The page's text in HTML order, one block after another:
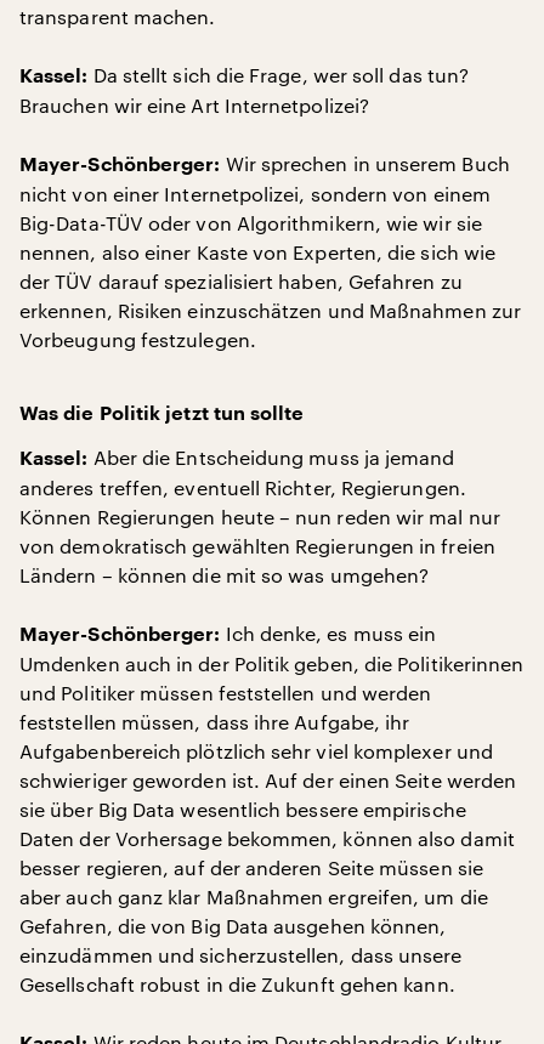
transparent machen.
Kassel: Da stellt sich die Frage, wer soll das tun?
Brauchen wir eine Art Internetpolizei?
Mayer-Schönberger: Wir sprechen in unserem Buch
nicht von einer Internetpolizei, sondern von einem
Big-Data-TÜV oder von Algorithmikern, wie wir sie
nennen, also einer Kaste von Experten, die sich wie
der TÜV darauf spezialisiert haben, Gefahren zu
erkennen, Risiken einzuschätzen und Maßnahmen zur
Vorbeugung festzulegen.
Was die Politik jetzt tun sollte
Kassel: Aber die Entscheidung muss ja jemand
anderes treffen, eventuell Richter, Regierungen.
Können Regierungen heute – nun reden wir mal nur
von demokratisch gewählten Regierungen in freien
Ländern – können die mit so was umgehen?
Mayer-Schönberger: Ich denke, es muss ein
Umdenken auch in der Politik geben, die Politikerinnen
und Politiker müssen feststellen und werden
feststellen müssen, dass ihre Aufgabe, ihr
Aufgabenbereich plötzlich sehr viel komplexer und
schwieriger geworden ist. Auf der einen Seite werden
sie über Big Data wesentlich bessere empirische
Daten der Vorhersage bekommen, können also damit
besser regieren, auf der anderen Seite müssen sie
aber auch ganz klar Maßnahmen ergreifen, um die
Gefahren, die von Big Data ausgehen können,
einzudämmen und sicherzustellen, dass unsere
Gesellschaft robust in die Zukunft gehen kann.